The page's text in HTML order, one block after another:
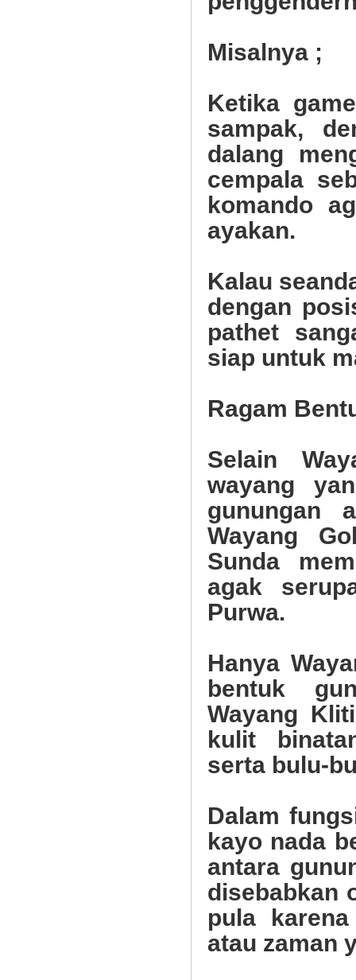
Misalnya ;
Ketika
sampak,
dalang
cempala
komando
ayakan.
Kalau
dengan
pathet
siap untuk
Ragam
Selain
wayang
gunungan
Wayang
Sunda
agak
Purwa.
Hanya
bentuk
Wayang
kulit
serta bulu-
Dalam
kayo nada
antara
disebabkan
pula
atau zaman